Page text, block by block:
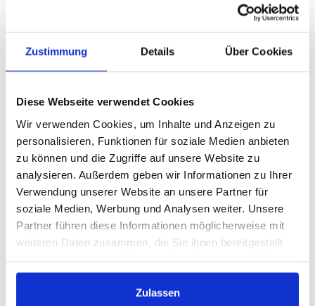
Zustimmung Details Über Cookies
Diese Webseite verwendet Cookies
Wir verwenden Cookies, um Inhalte und Anzeigen zu
personalisieren, Funktionen für soziale Medien anbieten
zu können und die Zugriffe auf unsere Website zu
analysieren. Außerdem geben wir Informationen zu Ihrer
Verwendung unserer Website an unsere Partner für
soziale Medien, Werbung und Analysen weiter. Unsere
Partner führen diese Informationen möglicherweise mit
weiteren Daten zusammen, die Sie ihnen bereitgestellt
gesammelt haben.
Zulassen
Uhrzeit
15:00 - 18:00 Uhr
Ort
Uhrzeit
15:00 - 18:00 Uhr
Ort
Wendenstr. 493, 20537 Hamburg
Uhrzeit
15:00 - 18:00 Uhr
Ort
Wendenstr. 493, 20537 Hamburg
03.12.2026